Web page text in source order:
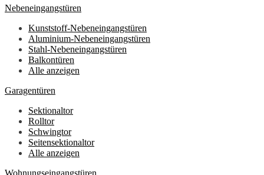
Nebeneingangstüren
Kunststoff-Nebeneingangstüren
Aluminium-Nebeneingangstüren
Stahl-Nebeneingangstüren
Balkontüren
Alle anzeigen
Garagentüren
Sektionaltor
Rolltor
Schwingtor
Seitensektionaltor
Alle anzeigen
Wohnungseingangstüren